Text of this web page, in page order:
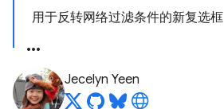
用于反转网络过滤条件的新复选框
Jecelyn Yeen